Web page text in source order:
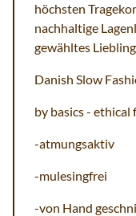
höchsten
nachhaltige
gewähltes
Danish Slow
by basics - ethical
-atmungsaktiv
-mulesingfrei
-von Hand